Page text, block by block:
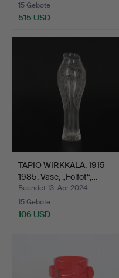
15 Gebote
515 USD
TAPIO WIRKKALA. 1915—
1985. Vase, „Fölfot“,…
Beendet 13. Apr 2024
15 Gebote
106 USD